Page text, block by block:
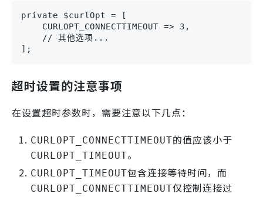
private $curlOpt = [
    CURLOPT_CONNECTTIMEOUT => 3,
    // 其他选项...
];
超时设置的注意事项
在设置超时参数时，需要注意以下几点：
CURLOPT_CONNECTTIMEOUT的值应该小于
CURLOPT_TIMEOUT。
CURLOPT_TIMEOUT包含连接等待时间，而
CURLOPT_CONNECTTIMEOUT仅控制连接过